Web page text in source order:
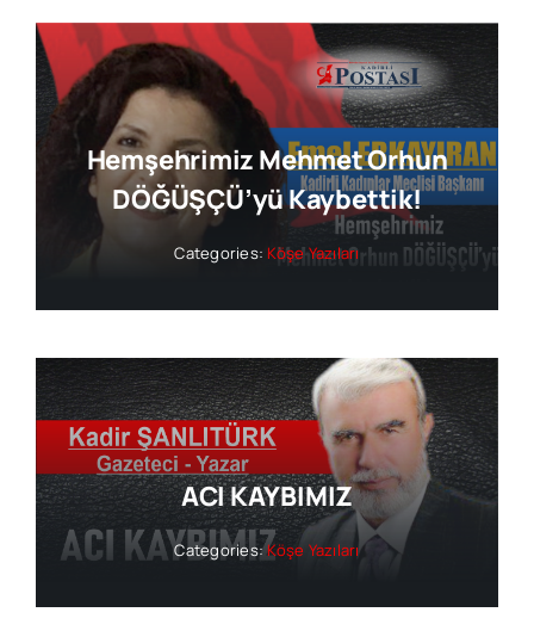
Hemşehrimiz Mehmet Orhun
DÖĞÜŞÇÜ’yü Kaybettik!
Categories:Köşe Yazıları
ACI KAYBIMIZ
Categories:Köşe Yazıları